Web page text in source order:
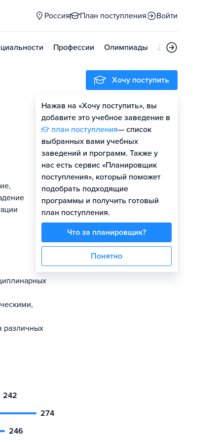
Россия План поступления Войти
Профессии Олимпиады Дни открытых
различных
242
274
246
Хочу поступить
Нажав на «Хочу поступить», вы
добавите это учебное заведение в
план поступления— список
выбранных вами учебных
заведений и программ. Также у
нас есть сервис «Планировщик
поступления», который поможет
подобрать подходящие
программы и получить готовый
план поступления.
Что за планировщик?
Понятно
Оценить шансы